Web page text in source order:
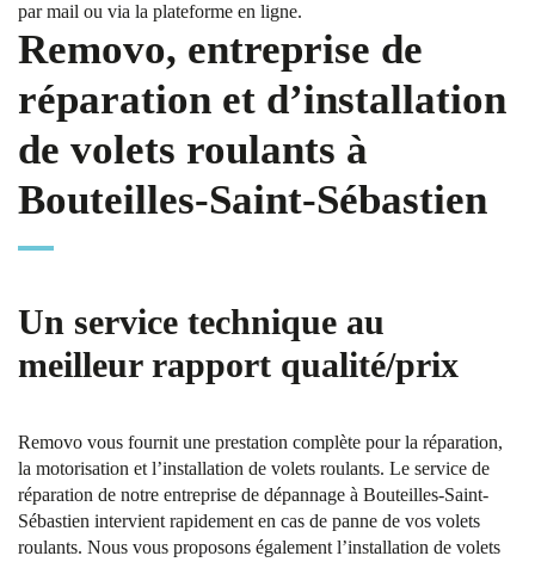
par mail ou via la plateforme en ligne.
Removo, entreprise de
réparation et d’installation
de volets roulants à
Bouteilles-Saint-Sébastien
Un service technique au
meilleur rapport qualité/prix
Removo vous fournit une prestation complète pour la réparation,
la motorisation et l’installation de volets roulants. Le service de
réparation de notre entreprise de dépannage à Bouteilles-Saint-
Sébastien intervient rapidement en cas de panne de vos volets
roulants. Nous vous proposons également l’installation de volets